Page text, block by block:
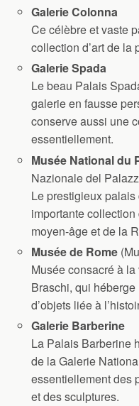
Galerie Colonna
Ce célèbre et vaste
collection d’art de
Galerie Spada
Le beau Palais
galerie en fausse
conserve aussi une
essentiellement.
Musée National du
Nazionale del
Le prestigieux
importante
moyen-âge et de la
Musée de Rome
Musée consacré à
Braschi, qui
d’objets liée à
Galerie Barberine
La Palais Barberine
de la Galerie
essentiellement des
et des sculptures.